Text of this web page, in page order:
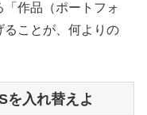
作品（ポートフォ
ることが、何よりの
を入れ替えよ